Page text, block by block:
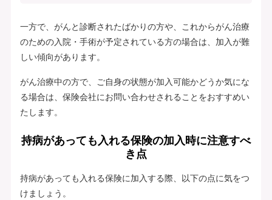
一方で、がんと診断されたばかりの方や、これからがん治療
のための入院・手術が予定されている方の場合は、加入が難
しい傾向があります。
がん治療中の方で、ご自身の状態が加入可能かどうか気にな
る場合は、保険会社にお問い合わせされることをおすすめい
たします。
持病があっても入れる保険の加入時に注意すべ
き点
持病があっても入れる保険に加入する際、以下の点に気をつ
けましょう。